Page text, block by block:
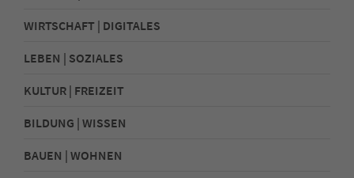
WIRTSCHAFT | DIGITALES
LEBEN | SOZIALES
KULTUR | FREIZEIT
BILDUNG | WISSEN
BAUEN | WOHNEN